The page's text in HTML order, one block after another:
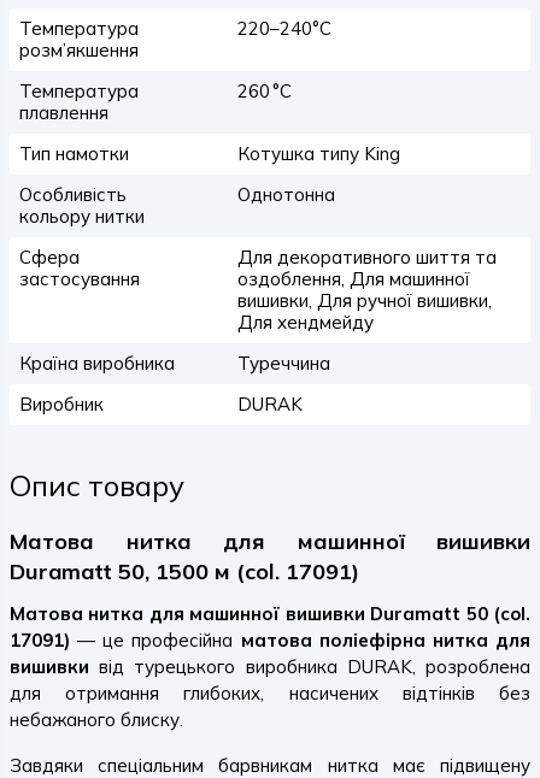
Температура
розм’якшення
220–240°C
Температура
плавлення
260 °C
Тип намотки
Котушка типу King
Особливість
кольору нитки
Однотонна
Сфера
застосування
Для декоративного шиття та
оздоблення, Для машинної
вишивки, Для ручної вишивки,
Для хендмейду
Країна виробника
Туреччина
Виробник
DURAK
Опис товару
Матова нитка для машинної вишивки
Duramatt 50, 1500 м (col. 17091)
Матова нитка для машинної вишивки Duramatt 50 (col.
17091) — це професійна матова поліефірна нитка для
вишивки від турецького виробника DURAK, розроблена
для отримання глибоких, насичених відтінків без
небажаного блиску.
Завдяки спеціальним барвникам нитка має підвищену